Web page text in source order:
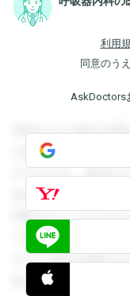
利用
同意のう
AskDoctors
登録すると回答を閲
を閲覧することがで
ができます。登録す
録すると回答を閲覧
閲覧することができ
できます。登録する
すると回答を閲覧す
覧することができます